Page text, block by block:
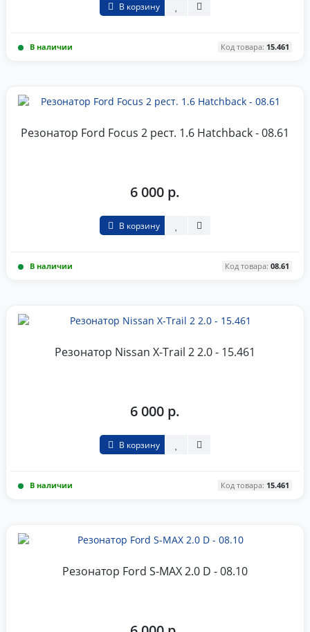
В корзину
В наличии Код товара: 15.461
Резонатор Ford Focus 2 рест. 1.6 Hatchback - 08.61
6 000 р.
В корзину
В наличии Код товара: 08.61
Резонатор Nissan X-Trail 2 2.0 - 15.461
6 000 р.
В корзину
В наличии Код товара: 15.461
Резонатор Ford S-MAX 2.0 D - 08.10